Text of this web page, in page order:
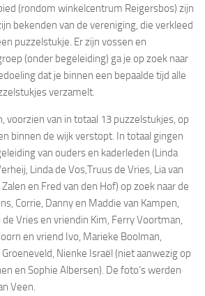
(rondom winkelcentrum Reigersbos) zijn
bekenden van de vereniging, die verkleed
puzzelstukje. Er zijn vossen en
(onder begeleiding) ga je op zoek naar
dat je binnen een bepaalde tijd alle
verzamelt.
voorzien van in totaal 13 puzzelstukjes, op
binnen de wijk verstopt. In totaal gingen
van ouders en kaderleden (Linda
Linda de Vos,Truus de Vries, Lia van
en Fred van den Hof) op zoek naar de
Corrie, Danny en Maddie van Kampen,
de Vries en vriendin Kim, Ferry Voortman,
en vriend Ivo, Marieke Boolman,
Nienke Israël (niet aanwezig op
en Sophie Albersen). De foto’s werden
Veen.